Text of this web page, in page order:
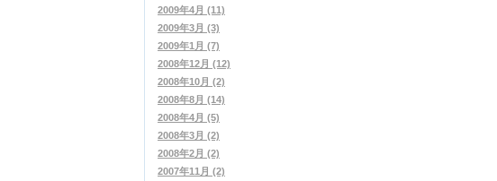
2009年4月 (11)
2009年3月 (3)
2009年1月 (7)
2008年12月 (12)
2008年10月 (2)
2008年8月 (14)
2008年4月 (5)
2008年3月 (2)
2008年2月 (2)
2007年11月 (2)